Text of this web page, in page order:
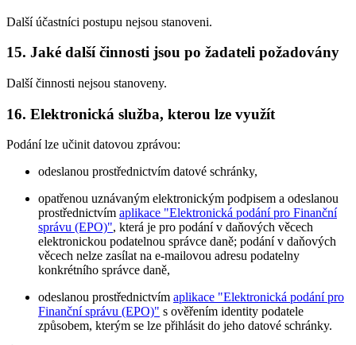
Další účastníci postupu nejsou stanoveni.
15. Jaké další činnosti jsou po žadateli požadovány
Další činnosti nejsou stanoveny.
16. Elektronická služba, kterou lze využít
Podání lze učinit datovou zprávou:
odeslanou prostřednictvím datové schránky,
opatřenou uznávaným elektronickým podpisem a odeslanou
prostřednictvím aplikace "Elektronická podání pro Finanční
správu (EPO)", která je pro podání v daňových věcech
elektronickou podatelnou správce daně; podání v daňových
věcech nelze zasílat na e-mailovou adresu podatelny
konkrétního správce daně,
odeslanou prostřednictvím aplikace "Elektronická podání pro
Finanční správu (EPO)" s ověřením identity podatele
způsobem, kterým se lze přihlásit do jeho datové schránky.